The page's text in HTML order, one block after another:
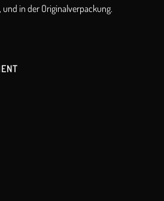
in der Originalverpackung.